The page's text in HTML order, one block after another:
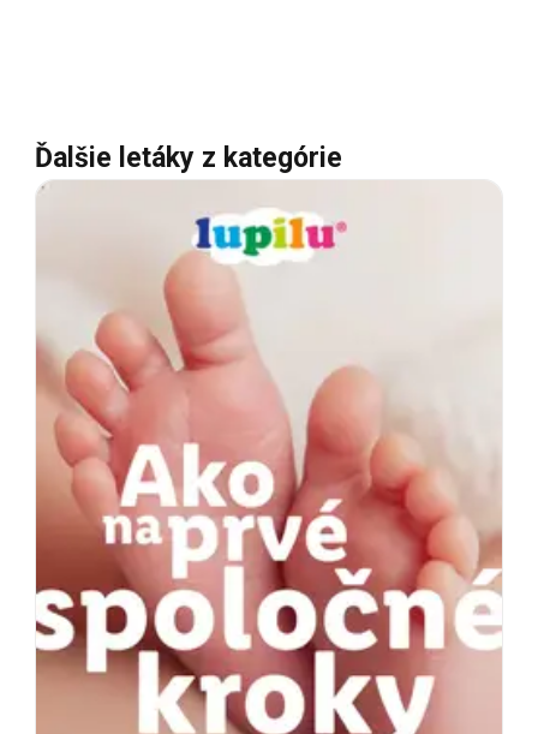
Ďalšie letáky z kategórie